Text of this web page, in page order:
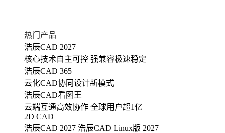
热门产品
浩辰CAD 2027
核心技术自主可控 强兼容极速稳定
浩辰CAD 365
云化CAD协同设计新模式
浩辰CAD看图王
云端互通高效协作 全球用户超1亿
2D CAD
浩辰CAD 2027 浩辰CAD Linux版 2027